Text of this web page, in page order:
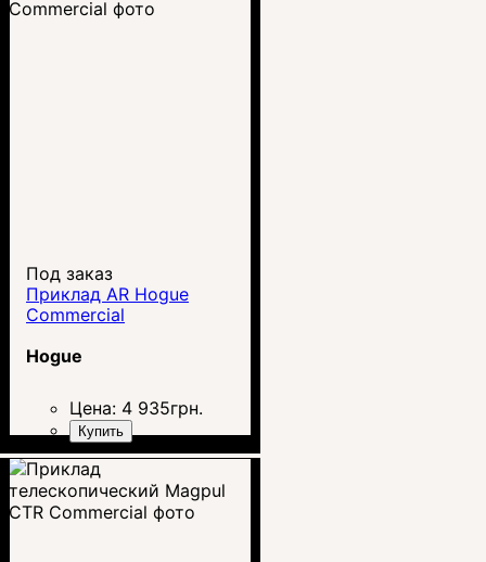
Под заказ
Приклад АR Hogue
Commercial
Hogue
Цена: 4 935грн.
Купить